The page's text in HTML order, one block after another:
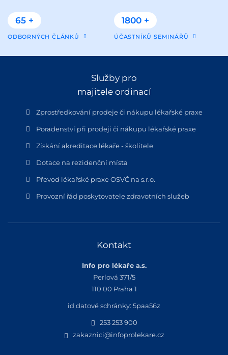
65 +
ODBORNÝCH ČLÁNKŮ
1800 +
ÚČASTNÍKŮ SEMINÁŘŮ
Služby pro
majitele ordinací
Zprostředkování prodeje či nákupu lékařské praxe
Poradenství při prodeji či nákupu lékařské praxe
Získání akreditace lékaře - školitele
Dotace na rezidenční místa
Převod lékařské praxe OSVČ na s.r.o.
Provozní řád poskytovatele zdravotních služeb
Kontakt
Info pro lékaře a.s.
Perlová 371/5
110 00 Praha 1
id datové schránky: 5paa56z
253 253 900
zakaznici@infoprolekare.cz